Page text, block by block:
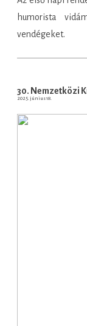
humorista
vendégeket.
30. Nemzetközi
2025. június 18.